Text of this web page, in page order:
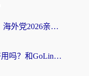
Quickback和云帆哪个好？海外党2026亲测指南：选对加速器大陆工具，无缝刷国内剧玩国服
海外党必看：斧牛VPN好用吗？和GoLinkVPN对比哪个回国效果更好？